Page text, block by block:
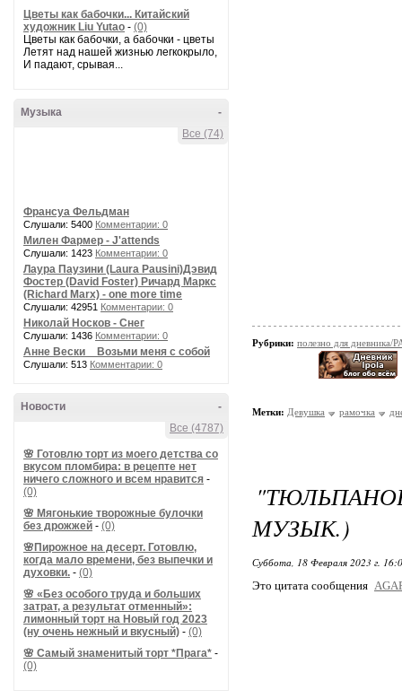
Цветы как бабочки... Китайский
художник Liu Yutao - (0)
Цветы как бабочки, а бабочки - цветы
Летят над нашей жизнью легкокрыло,
И падают, срывая...
-
Музыка
Все (74)
Франсуа Фельдман
Слушали: 5400 Комментарии: 0
Милен Фармер - J'attends
Слушали: 1423 Комментарии: 0
Лаура Паузини (Laura Pausini)Дэвид
Фостер (David Foster) Ричард Маркс
(Richard Marx) - one more time
Слушали: 42951 Комментарии: 0
Николай Носков - Снег
Слушали: 1436 Комментарии: 0
Анне Вески _ Возьми меня с собой
Слушали: 513 Комментарии: 0
-
Новости
Все (4787)
🌸 Готовлю торт из моего детства со
вкусом пломбира: в рецепте нет
ничего сложного и всем нравится -
(0)
🌸 Мягонькие творожные булочки
без дрожжей - (0)
🌸Пирожное на десерт. Готовлю,
когда мало времени, без выпечки и
духовки. - (0)
🌸 «Без особого труда и больших
затрат, а результат отменный»:
лимонный торт на Новый год 2023
(ну очень нежный и вкусный) - (0)
🌸 Самый знаменитый торт *Прага* -
(0)
Рубрики: полезно для
Метки: Девушка рамочка
МУЗЫК.)
Суббота, 18 Февраля 2023 г.
Это цитата сообщения